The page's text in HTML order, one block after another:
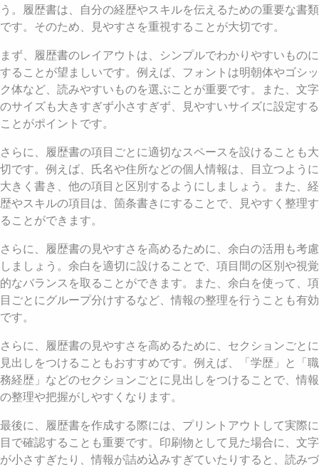
う。履歴書は、自分の経歴やスキルを伝えるための重要な書類
です。そのため、見やすさを重視することが大切です。
まず、履歴書のレイアウトは、シンプルでわかりやすいものに
することが望ましいです。例えば、フォントは明朝体やゴシッ
ク体など、読みやすいものを選ぶことが重要です。また、文字
のサイズも大きすぎず小さすぎず、見やすいサイズに設定する
ことがポイントです。
さらに、履歴書の項目ごとに適切なスペースを設けることも大
切です。例えば、氏名や住所などの個人情報は、目立つように
大きく書き、他の項目と区別するようにしましょう。また、経
歴やスキルの項目は、箇条書きにすることで、見やすく整理す
ることができます。
さらに、履歴書の見やすさを高めるために、余白の活用も考慮
しましょう。余白を適切に設けることで、項目間の区別や視覚
的なバランスを取ることができます。また、余白を使って、項
目ごとにグループ分けするなど、情報の整理を行うことも有効
です。
さらに、履歴書の見やすさを高めるために、セクションごとに
見出しをつけることもおすすめです。例えば、「学歴」と「職
務経歴」などのセクションごとに見出しをつけることで、情報
の整理や把握がしやすくなります。
最後に、履歴書を作成する際には、プリントアウトして実際に
目で確認することも重要です。印刷物として見た場合に、文字
が小さすぎたり、情報が詰め込みすぎていたりすると、読みづ